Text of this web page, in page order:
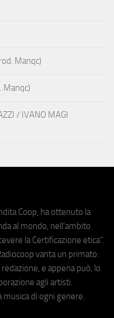
Manqc)
Manqc)
/ IVANO MAGI
Coop, ha ottenuto la
al mondo, nell'ambito
la Certificazione etica".
vanta un primato:
e appena può, lo
agli artisti.
musica di ogni genere.